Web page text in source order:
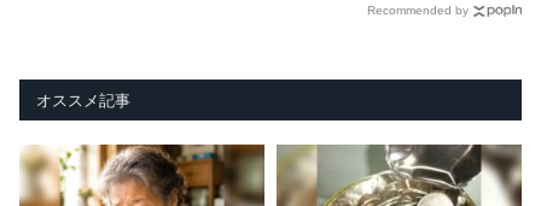
Recommended by
オススメ記事